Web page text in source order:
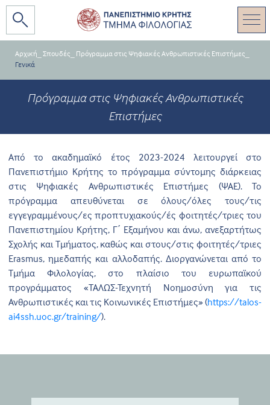
Αρχική Σπουδές Πρόγραμμα στις Ψηφιακές Ανθρωπιστικές Επιστήμες
Γενικά
Πρόγραμμα στις Ψηφιακές Ανθρωπιστικές
Επιστήμες
Από το ακαδημαϊκό έτος 2023-2024 λειτουργεί στο
Πανεπιστήμιο Κρήτης το πρόγραμμα σύντομης διάρκειας
στις Ψηφιακές Ανθρωπιστικές Επιστήμες (ΨΑΕ). Το
πρόγραμμα απευθύνεται σε όλους/όλες τους/τις
εγγεγραμμένους/ες προπτυχιακούς/ές φοιτητές/τριες του
Πανεπιστημίου Κρήτης, Γ΄ Εξαμήνου και άνω, ανεξαρτήτως
Σχολής και Τμήματος, καθώς και στους/στις φοιτητές/τριες
Erasmus, ημεδαπής και αλλοδαπής. Διοργανώνεται από το
Τμήμα Φιλολογίας, στο πλαίσιο του ευρωπαϊκού
προγράμματος «ΤΑΛΩΣ-Τεχνητή Νοημοσύνη για τις
Ανθρωπιστικές και τις Κοινωνικές Επιστήμες» (https://talos-
ai4ssh.uoc.gr/training/).